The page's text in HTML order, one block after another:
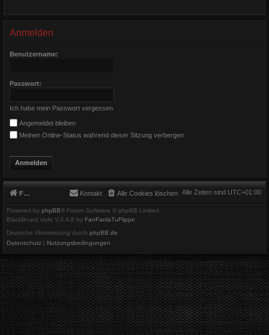
Anmelden
Benutzername:
Passwort:
Ich habe mein Passwort vergessen
Angemeldet bleiben
Meinen Online-Status während dieser Sitzung verbergen
Foren-Übersicht Alle Zeiten sind UTC+01:00
Alle Cookies löschen
Kontakt
Powered by phpBB® Forum Software © phpBB Limited
BlackBoard style V.3.4.6 by FanFanlaTuFlippe
Deutsche Übersetzung durch phpBB.de
Datenschutz | Nutzungsbedingungen